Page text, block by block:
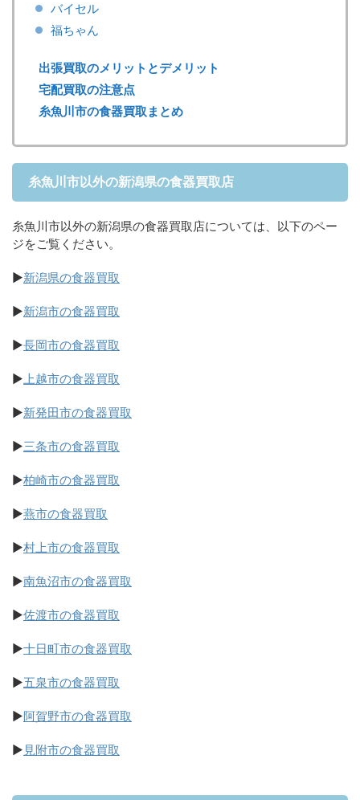
バイセル
福ちゃん
出張買取のメリットとデメリット
宅配買取の注意点
糸魚川市の食器買取まとめ
糸魚川市以外の新潟県の食器買取店
糸魚川市以外の新潟県の食器買取店については、以下のペー
ジをご覧ください。
▶新潟県の食器買取
▶新潟市の食器買取
▶長岡市の食器買取
▶上越市の食器買取
▶新発田市の食器買取
▶三条市の食器買取
▶柏崎市の食器買取
▶燕市の食器買取
▶村上市の食器買取
▶南魚沼市の食器買取
▶佐渡市の食器買取
▶十日町市の食器買取
▶五泉市の食器買取
▶阿賀野市の食器買取
▶ 見附市の食器買取